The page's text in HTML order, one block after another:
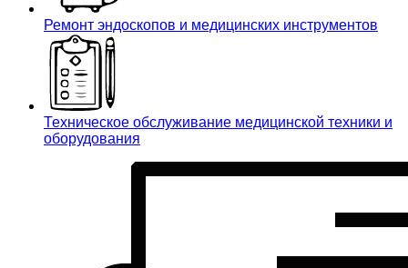
Ремонт эндоскопов и медицинских инструментов
Техническое обслуживание медицинской техники и
оборудования